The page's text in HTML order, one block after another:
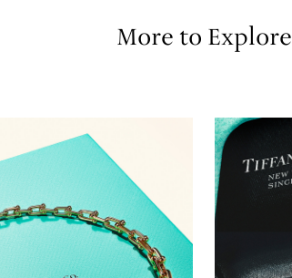
More to Explore